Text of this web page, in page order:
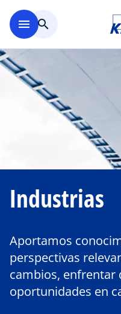
menu search
Industrias
Aportamos
perspectivas
cambios, enfrentar
oportunidades en